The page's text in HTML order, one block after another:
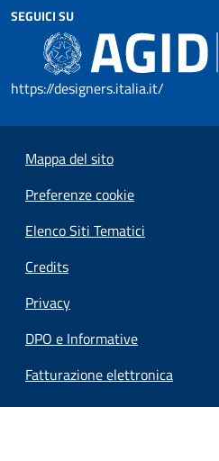
SEGUICI SU
https://designers.italia.it/
Mappa del sito
Preferenze cookie
Elenco Siti Tematici
Credits
Privacy
DPO e Informative
Fatturazione elettronica